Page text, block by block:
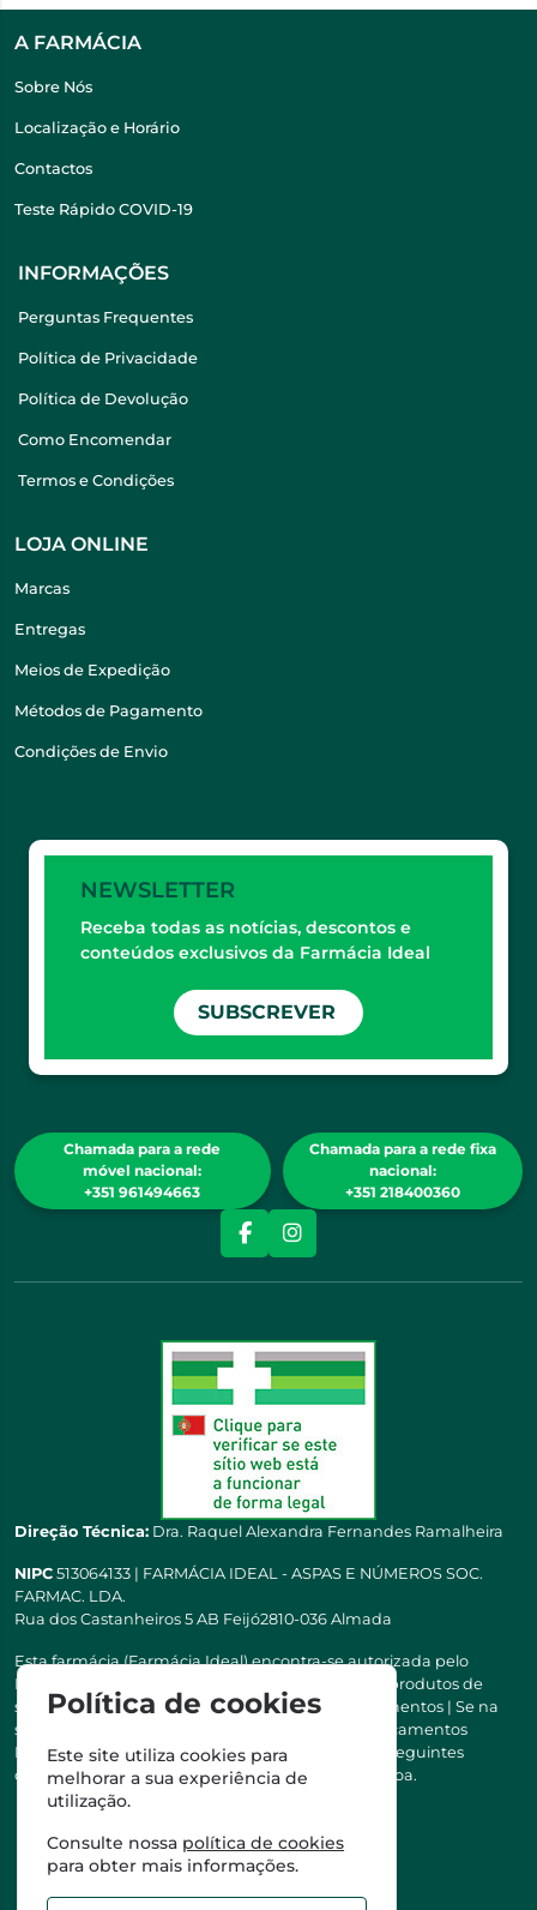
A FARMÁCIA
Sobre Nós
Localização e Horário
Contactos
Teste Rápido COVID-19
INFORMAÇÕES
Perguntas Frequentes
Política de Privacidade
Política de Devolução
Como Encomendar
Termos e Condições
LOJA ONLINE
Marcas
Entregas
Meios de Expedição
Métodos de Pagamento
Condições de Envio
NEWSLETTER
Receba todas as notícias, descontos e
conteúdos exclusivos da Farmácia Ideal
SUBSCREVER
Chamada para a rede
móvel nacional:
+351 961494663
Chamada para a rede fixa
nacional:
+351 218400360
Direção Técnica: Dra. Raquel Alexandra Fernandes Ramalheira
NIPC 513064133 | FARMÁCIA IDEAL - ASPAS E NÚMEROS SOC.
FARMAC. LDA.
Rua dos Castanheiros 5 AB Feijó2810-036 Almada
Esta farmácia (Farmácia Ideal) encontra-se autorizada pelo
INFARMED para a dispensa de medicamentos e produtos de
saúde ao domicílio e através da internet. Medicamentos | Se na
sua receita tiver MSRM, MNSRM, MSRMV ou Medicamentos
Manipulados, estes só podem ser entregues nos seguintes
concelhos: Almada, Seixal, Sesimbra, Oeiras e Lisboa.
Política de cookies
Este site utiliza cookies para
melhorar a sua experiência de
utilização.
Consulte nossa política de cookies
para obter mais informações.